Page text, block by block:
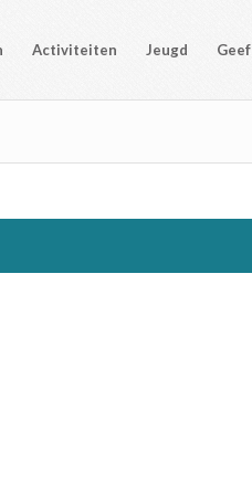
Activiteiten Jeugd Geef